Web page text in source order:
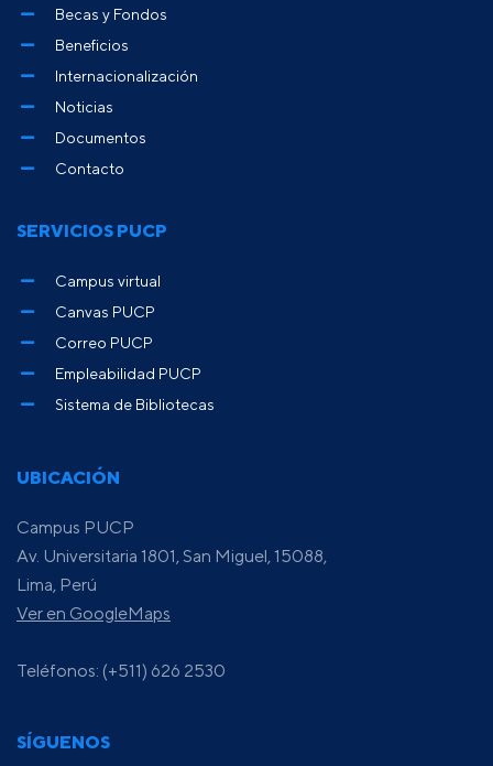
UBICACIÓN
Campus PUCP
Av. Universitaria 1801, San Miguel, 15088,
Lima, Perú
Ver en GoogleMaps
Teléfonos: (+511) 626 2530
SÍGUENOS
Becas y Fondos
Beneficios
Internacionalización
Noticias
Documentos
Contacto
SERVICIOS PUCP
Campus virtual
Canvas PUCP
Correo PUCP
Empleabilidad PUCP
Sistema de Bibliotecas